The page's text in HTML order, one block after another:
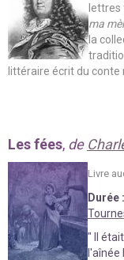
lettres
ma
la
littéraire écrit du conte
Les fées, de
Livre au
Durée :
"
Il